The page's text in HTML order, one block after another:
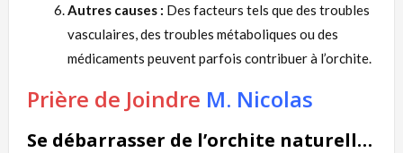
Autres causes : Des facteurs tels que des troubles
vasculaires, des troubles métaboliques ou des
médicaments peuvent parfois contribuer à l’orchite.
Prière de Joindre M. Nicolas
Se débarrasser de l’orchite naturellement : Symptômes